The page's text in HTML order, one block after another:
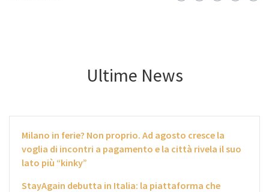
Ultime News
Milano in ferie? Non proprio. Ad agosto cresce la
voglia di incontri a pagamento e la città rivela il suo
lato più “kinky”
StayAgain debutta in Italia: la piattaforma che